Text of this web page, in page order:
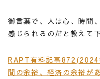
御言葉で、人は心、時間
感じられるのだと教えて
RAPT有料記事872(2024
間の余裕、経済の余裕が